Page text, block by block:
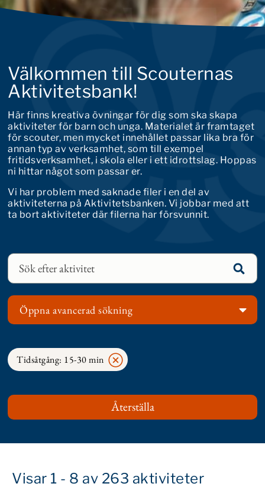
Välkommen till Scouternas
Aktivitetsbank!
Här finns kreativa övningar för dig som ska skapa
aktiviteter för barn och unga. Materialet är framtaget
för scouter, men mycket innehållet passar lika bra för
annan typ av verksamhet, som till exempel
fritidsverksamhet, i skola eller i ett idrottslag. Hoppas
ni hittar något som passar er.
Vi har problem med saknade filer i en del av
aktiviteterna på Aktivitetsbanken. Vi jobbar med att
ta bort aktiviteter där filerna har försvunnit.
Öppna avancerad sökning
Tidsåtgång: 15-30 min
Visar 1 - 8 av 263 aktiviteter